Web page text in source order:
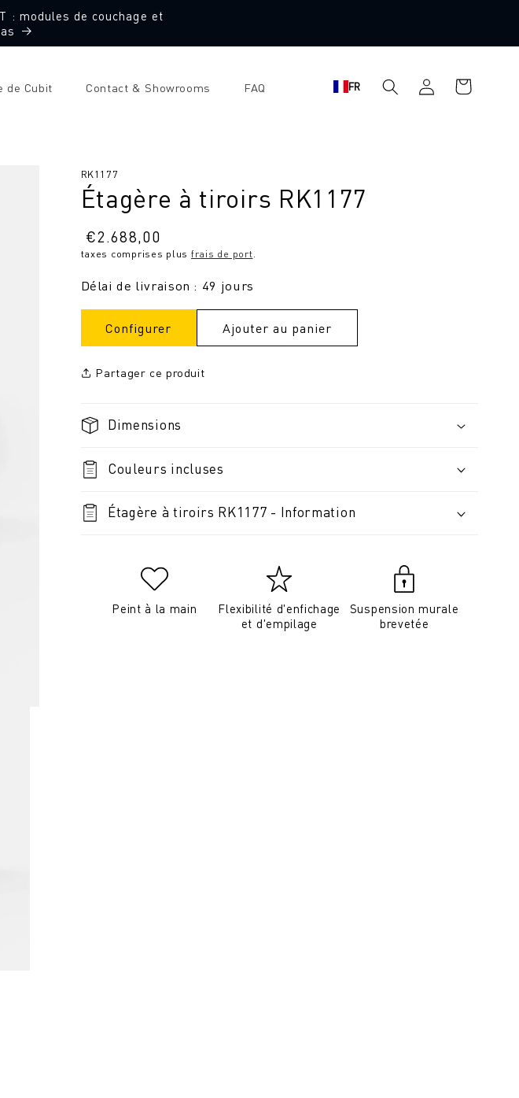
: modules de couchage et
de Cubit Contact & Showrooms FAQ FR
connecter
Panier
d'achat
SKU
RK1177
Étagère à tiroirs RK1177
Prix
normal
€2.688,00
taxes comprises plus frais de port.
Délai de livraison : 49 jours
Configurer Ajouter au panier
Partager ce produit
Dimensions
Couleurs incluses
Étagère à tiroirs RK1177 - Information
Peint à la main
Flexibilité d'enfichage
et d'empilage
Suspension murale
brevetée